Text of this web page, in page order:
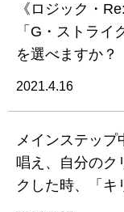
《ロジック・
「G・ストライ
を選べますか？
2021.4.16
メインステップ
唱え、自分のク
クした時、「キ